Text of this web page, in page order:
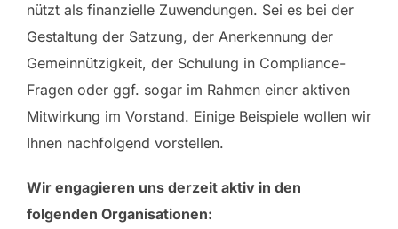
nützt als finanzielle Zuwendungen. Sei es bei der
Gestaltung der Satzung, der Anerkennung der
Gemeinnützigkeit, der Schulung in Compliance-
Fragen oder ggf. sogar im Rahmen einer aktiven
Mitwirkung im Vorstand. Einige Beispiele wollen wir
Ihnen nachfolgend vorstellen.
Wir engagieren uns derzeit aktiv in den
folgenden Organisationen: